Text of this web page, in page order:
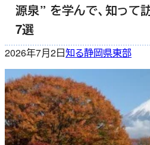
源泉” を学んで、知って
7選
2026年7月2日知る静岡県東部